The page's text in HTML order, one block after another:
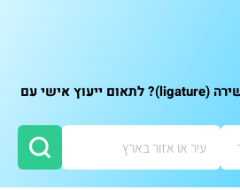
רוצה להתייעץ על חוט קשירה (ligature)? לתאום ייעוץ אישי עם